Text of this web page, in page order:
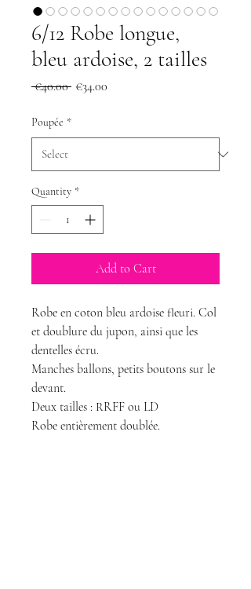
6/12 Robe longue,
bleu ardoise, 2 tailles
€40.00 Regular
€34.00
Poupée *
Quantity *
Add to Cart
Robe en coton bleu ardoise fleuri. Col
et doublure du jupon, ainsi que les
dentelles écru.
Manches ballons, petits boutons sur le
devant.
Deux tailles : RRFF ou LD
Robe entièrement doublée.